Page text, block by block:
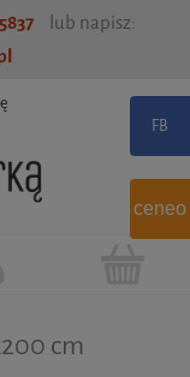
lub napisz:
cm
ceneo